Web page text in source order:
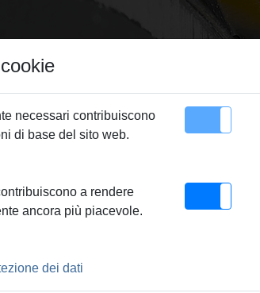
a pressare VAU 20
necessari contribuiscono
di base del sito web.
a rendere
ancora più piacevole.
dei dati